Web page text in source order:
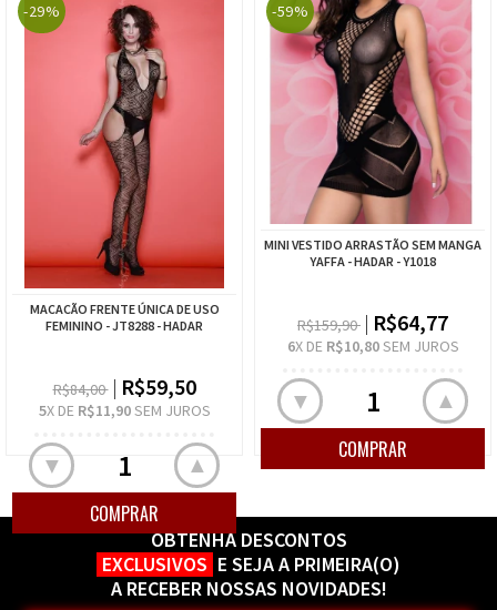
-29%
MACACÃO FRENTE ÚNICA DE USO
FEMININO - JT8288 - HADAR
R$84,00 R$59,50
5X DE R$11,90SEM JUROS
▲
▼
-59%
MINI VESTIDO ARRASTÃO SEM MANGA
YAFFA - HADAR - Y1018
R$159,90 R$64,77
6X DE R$10,80SEM JUROS
▲
▼
OBTENHA DESCONTOS
EXCLUSIVOS E SEJA A PRIMEIRA(O)
A RECEBER NOSSAS NOVIDADES!